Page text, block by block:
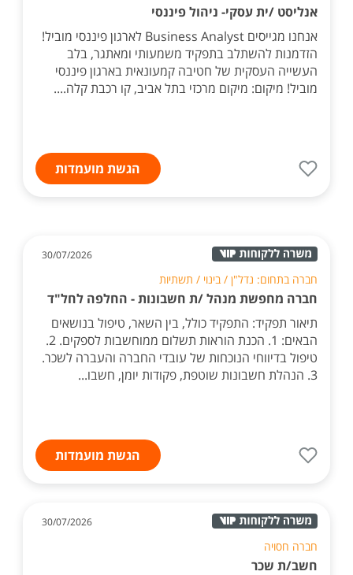
אנליסט /ית עסקי- ניהול פיננסי
אנחנו מגייסים Business Analyst לארגון פיננסי מוביל!
הזדמנות להשתלב בתפקיד משמעותי ומאתגר, בלב
העשייה העסקית של חטיבה קמעונאית בארגון פיננסי
מוביל! מיקום: מיקום מרכזי בתל אביב, קו רכבת קלה....
הגשת מועמדות
30/07/2026
חברה בתחום: נדל"ן / בינוי / תשתיות
חברה מחפשת מנהל /ת חשבונות - החלפה לחל"ד
תיאור תפקיד: התפקיד כולל, בין השאר, טיפול בנושאים
הבאים: 1. הכנת הוראות תשלום ממוחשבות לספקים. 2.
טיפול בדיווחי הנוכחות של עובדי החברה והעברה לשכר.
3. הנהלת חשבונות שוטפת, פקודות יומן, חשבו...
הגשת מועמדות
30/07/2026
חברה חסויה
חשב/ת שכר